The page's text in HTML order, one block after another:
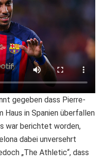
gegeben dass Pierre-
Haus in Spanien überfallen
war berichtet worden,
dabei unversehrt
„The Athletic“, dass